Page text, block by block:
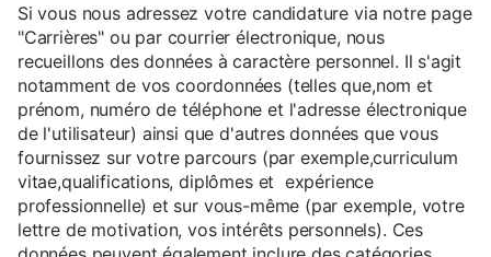
Si vous nous adressez votre candidature via notre page
"Carrières" ou par courrier électronique, nous
recueillons des données à caractère personnel. Il s'agit
notamment de vos coordonnées (telles que,nom et
prénom, numéro de téléphone et l'adresse électronique
de l'utilisateur) ainsi que d'autres données que vous
fournissez sur votre parcours (par exemple,curriculum
vitae,qualifications, diplômes et expérience
professionnelle) et sur vous-même (par exemple, votre
lettre de motivation, vos intérêts personnels). Ces